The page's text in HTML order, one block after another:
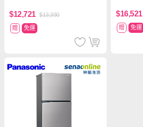
$12,721 $13,390
贈
免運
$16,521
贈
免運